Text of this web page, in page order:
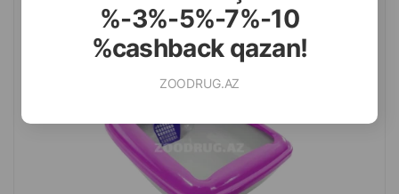
%-3%-5%-7%-10
%cashback qazan!
ZOODRUG.AZ
МАЛИНОВЫЙ. РАЗМЕР: 50Х35 СМ.